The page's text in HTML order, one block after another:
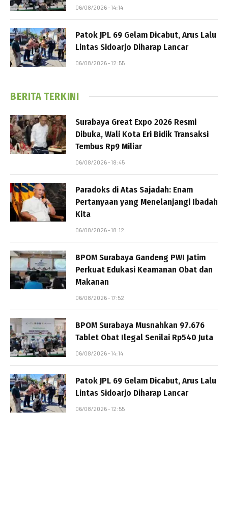
06/08/2026 - 14:14
Patok JPL 69 Gelam Dicabut, Arus Lalu
Lintas Sidoarjo Diharap Lancar
06/08/2026 - 12:55
BERITA TERKINI
Surabaya Great Expo 2026 Resmi
Dibuka, Wali Kota Eri Bidik Transaksi
Tembus Rp9 Miliar
06/08/2026 - 18:45
Paradoks di Atas Sajadah: Enam
Pertanyaan yang Menelanjangi Ibadah
Kita
06/08/2026 - 18:12
BPOM Surabaya Gandeng PWI Jatim
Perkuat Edukasi Keamanan Obat dan
Makanan
06/08/2026 - 17:52
BPOM Surabaya Musnahkan 97.676
Tablet Obat Ilegal Senilai Rp540 Juta
06/08/2026 - 14:14
Patok JPL 69 Gelam Dicabut, Arus Lalu
Lintas Sidoarjo Diharap Lancar
06/08/2026 - 12:55